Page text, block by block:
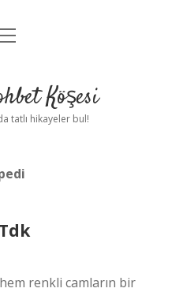
Uyarı Köşesi
tatlı hikayeler bul!
renkli camların bir